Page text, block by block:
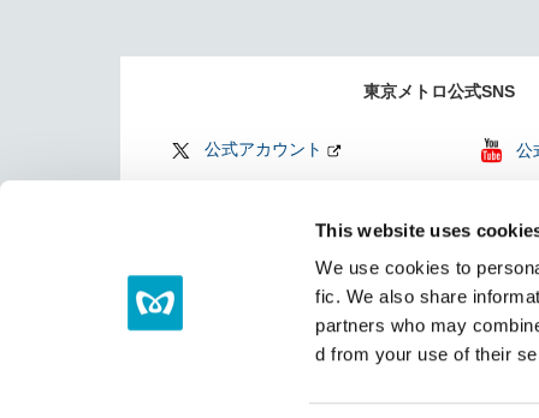
This website uses
We use cookies to
fic. We also share
partners who may
d from your use of their
東京メトロ公式SNS
公式アカウント 公
（
サイトマップ リンク集